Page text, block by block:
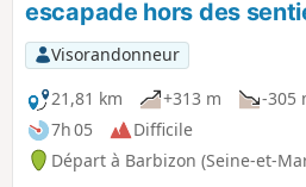
escapade hors des
Visorandonneur
21,81 km
+313 m
-305
7h 05
Difficile
Départ à Barbizon (Seine-et-